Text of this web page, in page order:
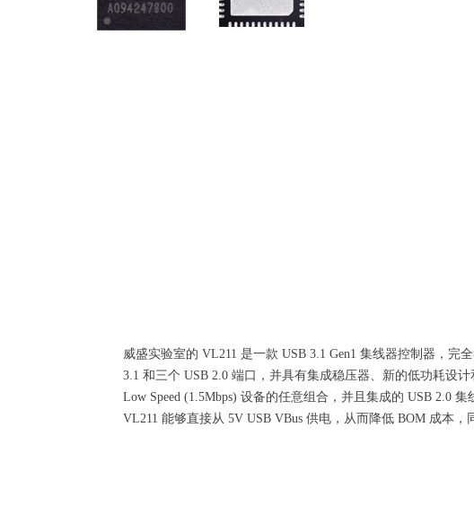
威盛实验室的 VL211 是一款 USB 3.1 Gen1 集线器控制器，完
3.1 和三个 USB 2.0 端口，并具有集成稳压器、新的低功耗设计
Low Speed (1.5Mbps) 设备的任意组合，并且集成的 USB 2.0
VL211 能够直接从 5V USB VBus 供电，从而降低 BOM 成本，